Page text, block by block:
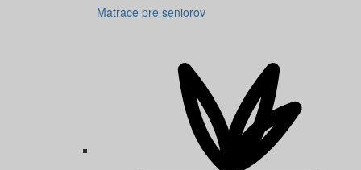
Matrace pre seniorov